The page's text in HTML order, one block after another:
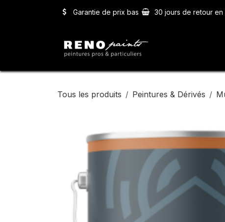
Garantie de prix bas 30 jours de retour en
Tous les produits Peintures & Dérivés